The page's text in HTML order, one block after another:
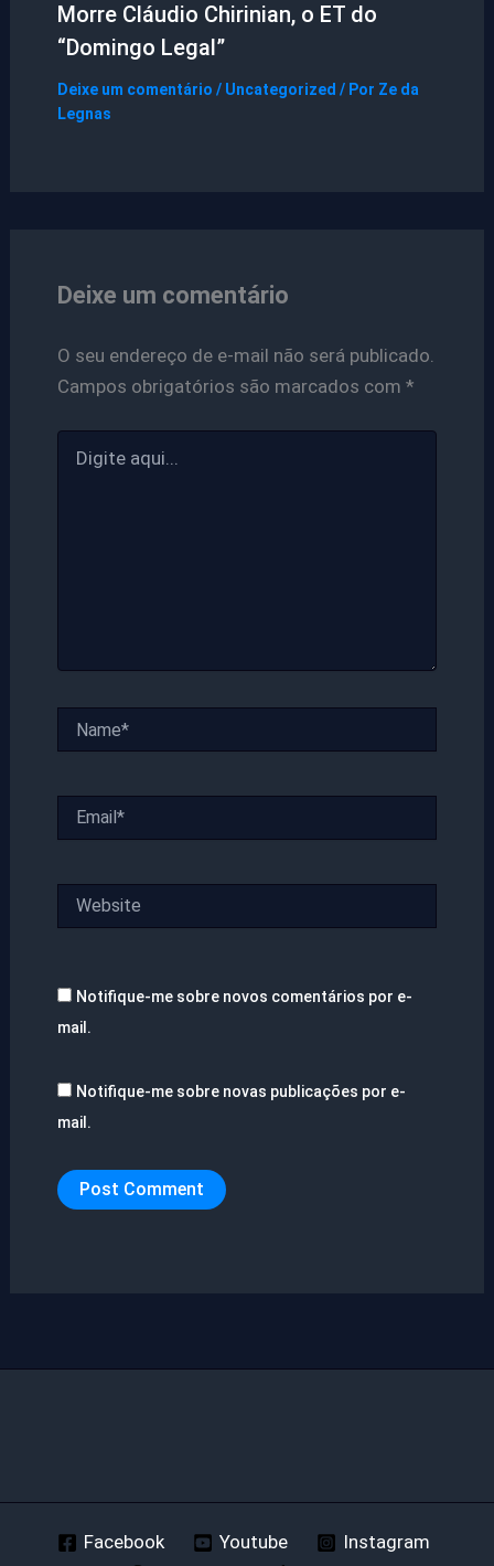
Morre Cláudio Chirinian, o ET do
“Domingo Legal”
Deixe um comentário / Uncategorized / Por Ze da
Legnas
Deixe um comentário
O seu endereço de e-mail não será publicado.
Campos obrigatórios são marcados com *
aqui...
Notifique-me sobre novos comentários por e-
mail.
Notifique-me sobre novas publicações por e-
mail.
Facebook Youtube
Instagram